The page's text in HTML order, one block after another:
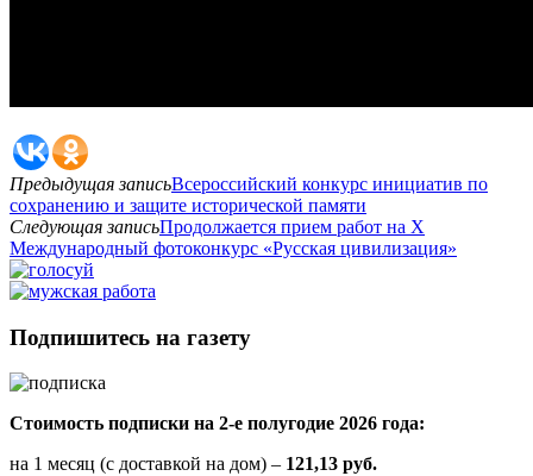
Предыдущая записьВсероссийский конкурс инициатив по
сохранению и защите исторической памяти
Следующая записьПродолжается прием работ на Х
Международный фотоконкурс «Русская цивилизация»
Подпишитесь на газету
Стоимость подписки на 2-е полугодие 2026 года:
на 1 месяц (с доставкой на дом) – 121,13 руб.